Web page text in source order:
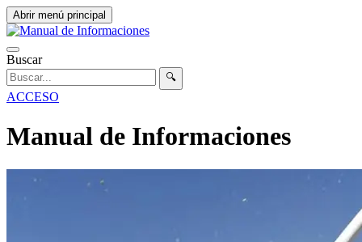
Abrir menú principal
Buscar
🔍
ACCESO
Manual de Informaciones